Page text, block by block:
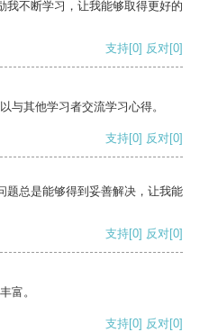
我不断学习，让我能够取得更好的
支持[0] 反对[0]
与其他学习者交流学习心得。
支持[0] 反对[0]
题总是能够得到妥善解决，让我能
支持[0] 反对[0]
富。
支持[0] 反对[0]